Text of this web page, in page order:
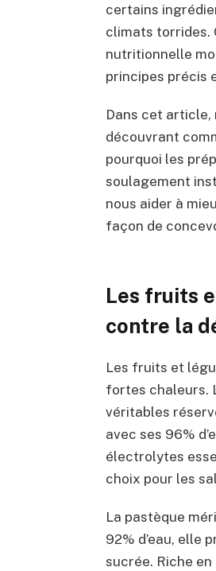
certains
climats torrides.
nutritionnelle
principes précis
Dans cet article,
découvrant
pourquoi les
soulagement
nous aider à
façon de
Les fruits
contre la
Les fruits et
fortes chaleurs.
véritables
avec ses 96%
électrolytes
choix pour les
La pastèque
92% d’eau, elle
sucrée. Riche